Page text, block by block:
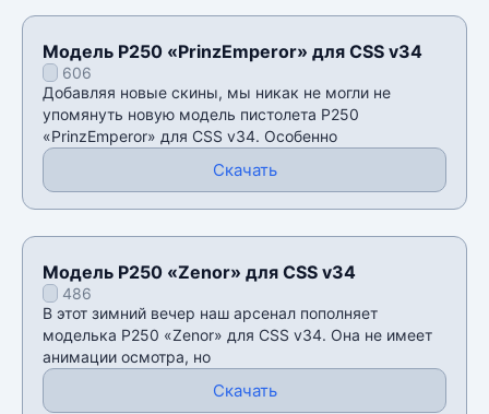
Модель P250 «PrinzEmperor» для CSS v34
606
Добавляя новые скины, мы никак не могли не
упомянуть новую модель пистолета P250
«PrinzEmperor» для CSS v34. Особенно
Скачать
Модель P250 «Zenor» для CSS v34
486
В этот зимний вечер наш арсенал пополняет
моделька P250 «Zenor» для CSS v34. Она не имеет
анимации осмотра, но
Скачать